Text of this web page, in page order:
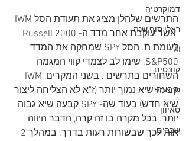
דמוקרטיה
ראלי סוף שנה
AI
קוונטים
טראמפ
טאיוון
שבבים
לעומת ת. הסל SPY שמחקה את המדד
S&P500. שימו לב לצמדי קווי המגמה
קבעה שיא נמוך יותר (ז"א לא הצליחה ליצור
שיא חדש) בעוד שה- SPY קבעה שיא גבוה
יותר. בכל מקרה בו זה קרה, הדבר היווה